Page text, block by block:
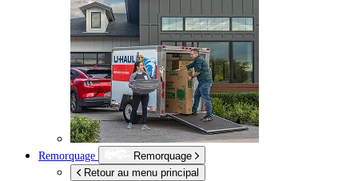
Remorquage
Remorquage
Retour au menu principal